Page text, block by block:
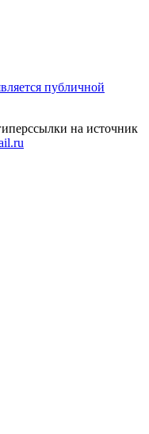
публичной
на источник